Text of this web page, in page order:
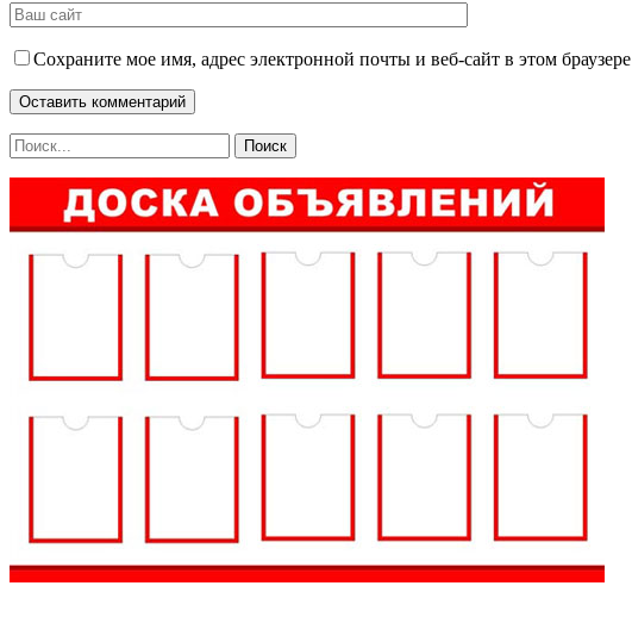
Сохраните мое имя, адрес электронной почты и веб-сайт в этом